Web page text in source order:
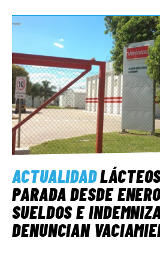
ACTUALIDAD
PARADA DESDE
SUELDOS E
DENUNCIAN